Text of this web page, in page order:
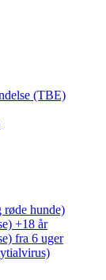
(TBE)
hunde)
+18 år
fra 6 uger